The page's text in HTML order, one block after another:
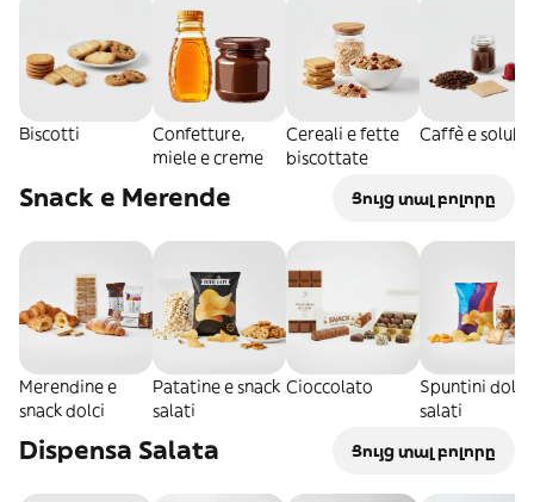
Biscotti
Confetture,
miele e creme
Cereali e fette
biscottate
Caffè e
Snack e Merende Ցույց տալ բոլորը
Merendine e
snack dolci
Patatine e snack
salati
Cioccolato
Spuntini dolci
salati
Dispensa Salata Ցույց տալ բոլորը